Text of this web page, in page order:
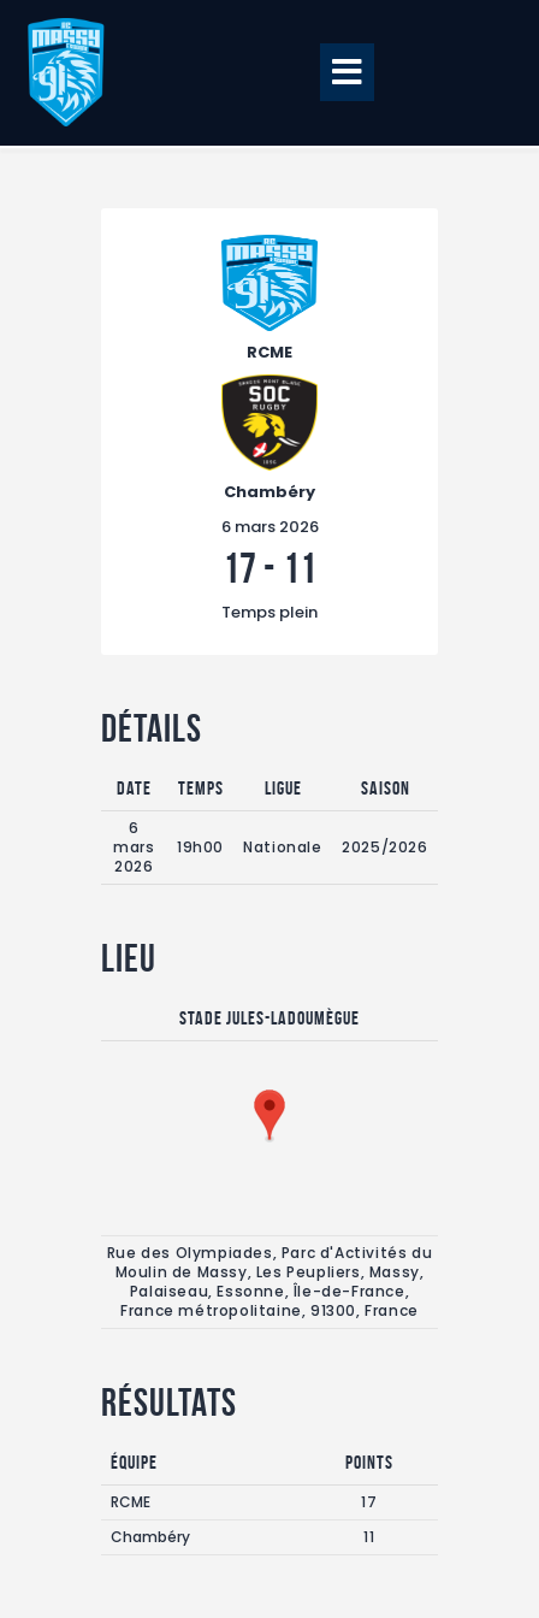
BILLETTERIE
EQUIPE PRO
RCME Association
ENTREPRISES &
PARTENAIRES
TAXE D’APPRENTISSAGE
RSE
ACTUALITÉS
Contact
RCME
Chambéry
6 mars 2026
17 - 11
Temps plein
Détails
Date Temps Ligue
Saison
6
mars
2026
19h00 Nationale 2025/2026
Lieu
Stade Jules-Ladoumègue
Rue des Olympiades, Parc d'Activités du
Moulin de Massy, Les Peupliers, Massy,
Palaiseau, Essonne, Île-de-France,
France métropolitaine, 91300, France
Résultats
Équipe
Points
RCME
17
Chambéry
11